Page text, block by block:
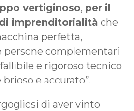
vertiginoso, per il
imprenditorialità che
perfetta,
persone complementari
e rigoroso tecnico
e accurato”.
di aver vinto